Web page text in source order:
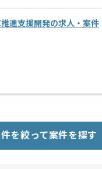
進支援開発の求人・案件
を絞って案件を探す